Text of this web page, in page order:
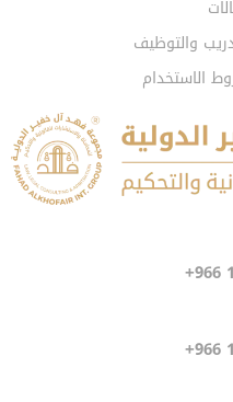
والتوظيف
الاستخدام
+966
+966